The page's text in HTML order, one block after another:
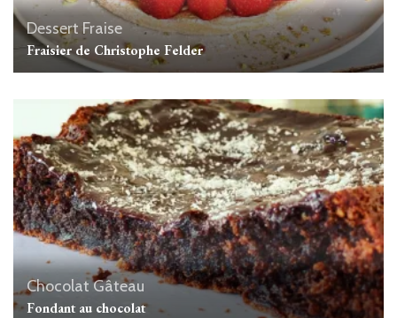
Dessert Fraise
Fraisier de Christophe Felder
Chocolat Gâteau
Fondant au chocolat